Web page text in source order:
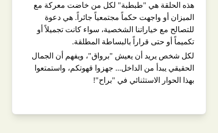
هذه الحلقة هي "طبطبة" لكل من خاضت معركة مع
الميزان أو واجهت حكماً مجتمعياً جائراً. هي دعوة
للتصالح مع خياراتنا الشخصية، سواء كانت تجميلاً أو
تكميماً أو حتى قراراً بالبساطة المطلقة.
لكل شخص يريد أن يعيش "برواق"، ويفهم أن الجمال
الحقيقي يبدأ من الداخل... جهزوا قهوتكم، واستمتعوا
بهذا الحوار الاستثنائي في "براح"!